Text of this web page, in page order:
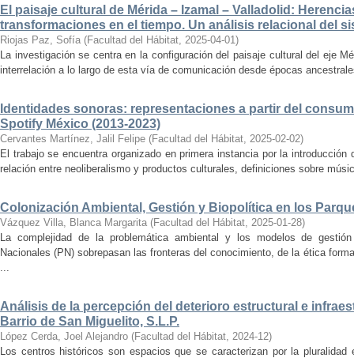
El paisaje cultural de Mérida – Izamal – Valladolid:
transformaciones en el tiempo. Un análisis relacional del
Riojas Paz, Sofía (Facultad del Hábitat, 2025-04-01)
La investigación se centra en la configuración del paisaje cultural del eje
interrelación a lo largo de esta vía de comunicación desde épocas
Identidades sonoras: representaciones a partir del
Spotify México (2013-2023)
Cervantes Martínez, Jalil Felipe (Facultad del Hábitat, 2025-02-02)
El trabajo se encuentra organizado en primera instancia por la
relación entre neoliberalismo y productos culturales, definiciones sobre
Colonización Ambiental, Gestión y Biopolítica en los
Vázquez Villa, Blanca Margarita (Facultad del Hábitat, 2025-01-28)
La complejidad de la problemática ambiental y los modelos de
Nacionales (PN) sobrepasan las fronteras del conocimiento, de la ética
...
Análisis de la percepción del deterioro estructural e
Barrio de San Miguelito, S.L.P.
López Cerda, Joel Alejandro (Facultad del Hábitat, 2024-12)
Los centros históricos son espacios que se caracterizan por la